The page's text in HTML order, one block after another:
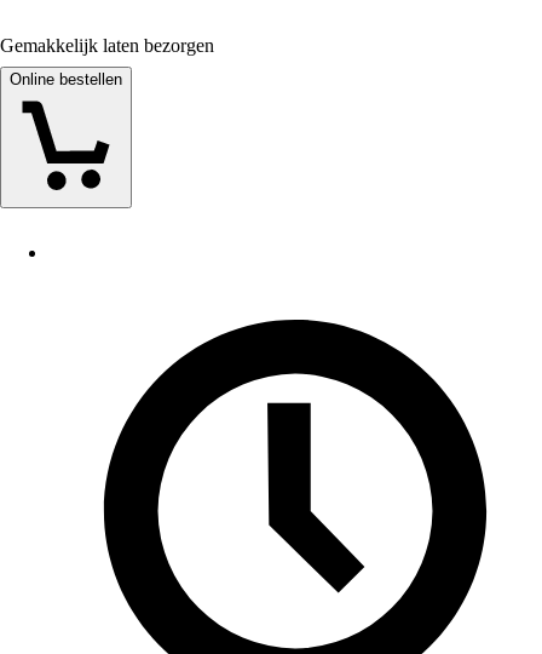
Gemakkelijk laten bezorgen
Online bestellen